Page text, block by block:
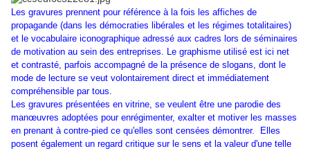
Les gravures prennent pour référence à la fois les affiches de
propagande (dans les démocraties libérales et les régimes totalitaires)
et le vocabulaire iconographique adressé aux cadres lors de séminaires
de motivation au sein des entreprises. Le graphisme utilisé est ici net
et contrasté, parfois accompagné de la présence de slogans, dont le
mode de lecture se veut volontairement direct et immédiatement
compréhensible par tous.
Les gravures présentées en vitrine, se veulent être une parodie des
manœuvres adoptées pour enrégimenter, exalter et motiver les masses
en prenant à contre-pied ce qu'elles sont censées démontrer. Elles
posent également un regard critique sur le sens et la valeur d'une telle